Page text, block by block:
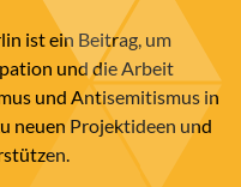
ist ein Beitrag, um
und die Arbeit
und Antisemitismus in
neuen Projektideen und